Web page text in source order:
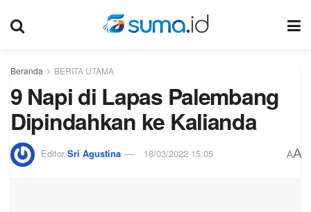
Beranda BERITA UTAMA
9 Napi di Lapas Palembang
Dipindahkan ke Kalianda
Editor Sri Agustina 18/03/2022 15:05 AA